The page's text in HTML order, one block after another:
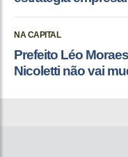
NA CAPITAL
Prefeito Léo
Nicoletti não vai